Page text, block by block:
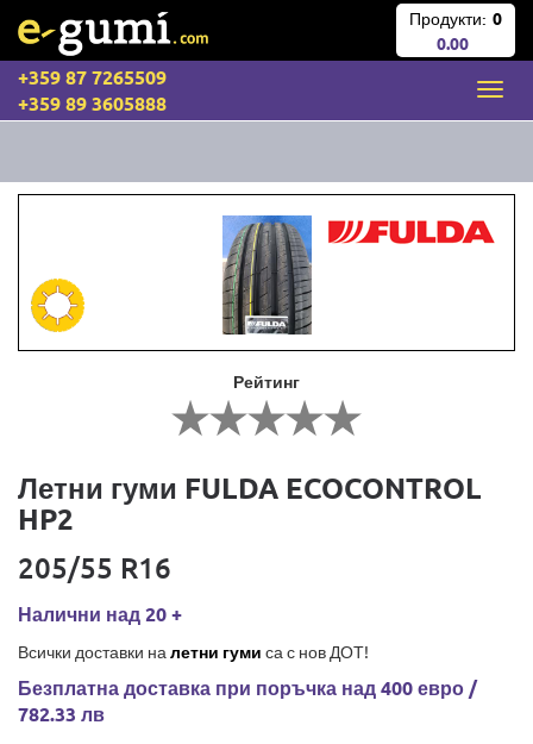
Продукти: 0
0.00
+359 87 7265509
+359 89 3605888
Рейтинг
Летни гуми FULDA ECOCONTROL
HP2
205/55 R16
Налични над 20 +
Всички доставки на летни гуми са с нов ДОТ!
Безплатна доставка при поръчка над 400 евро /
782.33 лв